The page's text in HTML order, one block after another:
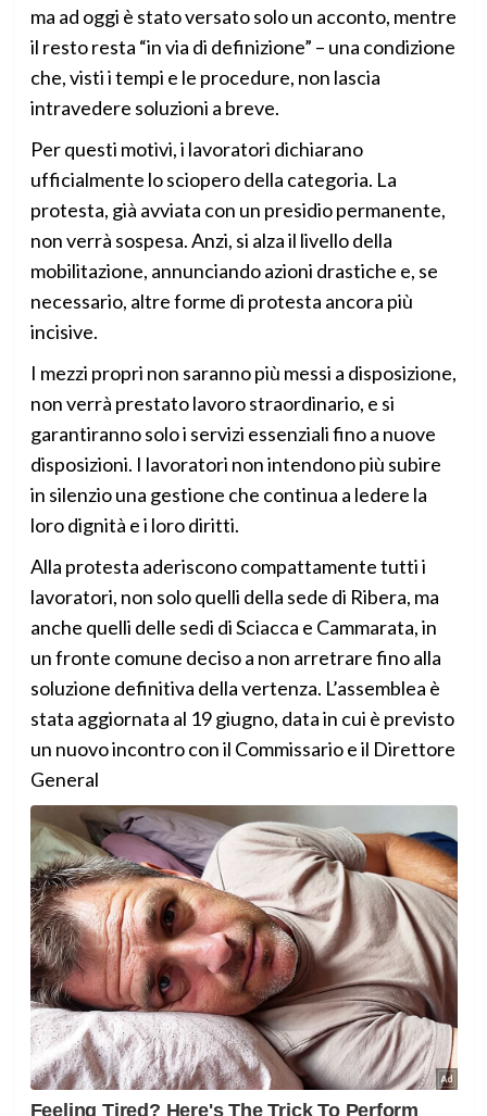
ma ad oggi è stato versato solo un acconto, mentre
il resto resta “in via di definizione” – una condizione
che, visti i tempi e le procedure, non lascia
intravedere soluzioni a breve.
Per questi motivi, i lavoratori dichiarano
ufficialmente lo sciopero della categoria. La
protesta, già avviata con un presidio permanente,
non verrà sospesa. Anzi, si alza il livello della
mobilitazione, annunciando azioni drastiche e, se
necessario, altre forme di protesta ancora più
incisive.
I mezzi propri non saranno più messi a disposizione,
non verrà prestato lavoro straordinario, e si
garantiranno solo i servizi essenziali fino a nuove
disposizioni. I lavoratori non intendono più subire
in silenzio una gestione che continua a ledere la
loro dignità e i loro diritti.
Alla protesta aderiscono compattamente tutti i
lavoratori, non solo quelli della sede di Ribera, ma
anche quelli delle sedi di Sciacca e Cammarata, in
un fronte comune deciso a non arretrare fino alla
soluzione definitiva della vertenza. L’assemblea è
stata aggiornata al 19 giugno, data in cui è previsto
un nuovo incontro con il Commissario e il Direttore
General